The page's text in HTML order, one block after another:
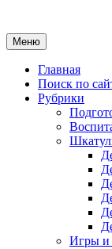
Меню
Главная
Поиск по
Рубрики
Игры и